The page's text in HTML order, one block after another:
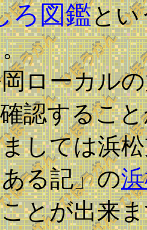
ろ図鑑とい
ローカル
認するこ
しては浜
る記」の
とが出来